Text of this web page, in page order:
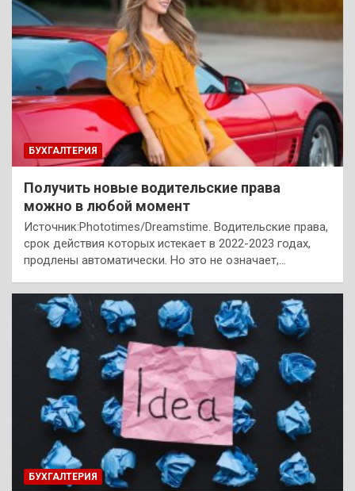
БУХГАЛТЕРИЯ
Получить новые водительские права
можно в любой момент
Источник:Phototimes/Dreamstime. Водительские права,
срок действия которых истекает в 2022-2023 годах,
продлены автоматически. Но это не означает,…
БУХГАЛТЕРИЯ